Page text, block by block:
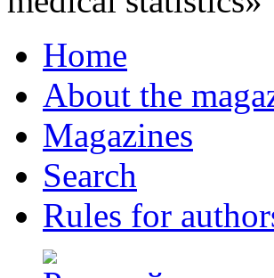
Home
About the
Magazines
Search
Rules for